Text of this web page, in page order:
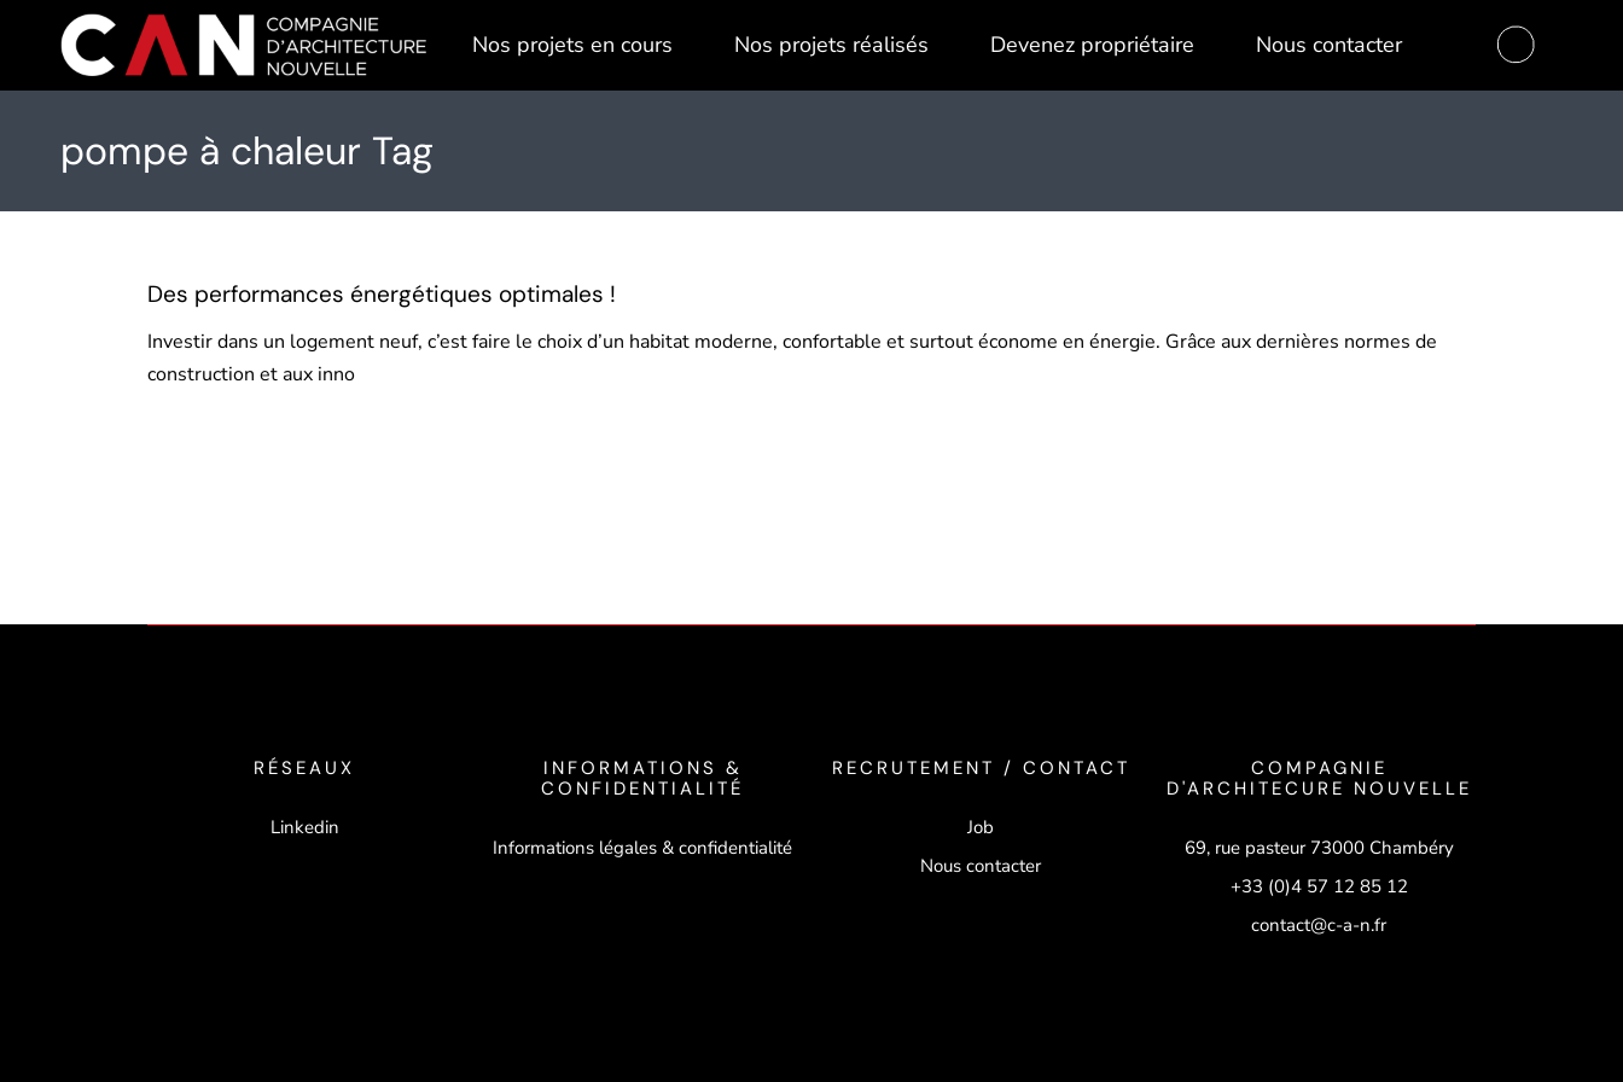
content
Nos projets en cours Nos projets réalisés Devenez propriétaire Nous contacter
pompe à chaleur Tag
Des performances énergétiques optimales !
Investir dans un logement neuf, c’est faire le choix d’un habitat moderne, confortable et surtout économe en énergie. Grâce aux dernières normes de
construction et aux inno
RÉSEAUX
Linkedin
INFORMATIONS &
CONFIDENTIALITÉ
Informations légales & confidentialité
RECRUTEMENT / CONTACT
Job
Nous contacter
COMPAGNIE
D'ARCHITECURE NOUVELLE
69, rue pasteur 73000 Chambéry
+33 (0)4 57 12 85 12
contact@c-a-n.fr